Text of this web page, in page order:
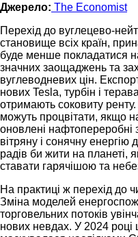
Джерело: The Economist
Перехід до вуглецево-
становище всіх країн,
буде менше покладатися
значних заощаджень та
вуглеводневих цін.
нових Tesla, турбін і
отримають соковиту
можуть процвітати, якщо
оновлені нафтопереробні
вітряну і сонячну
радів би жити на планеті,
ставати гарячішою та
На практиці ж перехід до
Зміна моделей
торговельних потоків
нових невдах. У 2024 році